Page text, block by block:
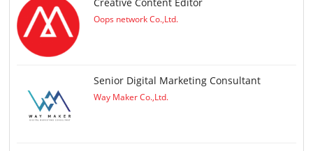
Creative Content Editor
Oops network Co.,Ltd.
Senior Digital Marketing Consultant
Way Maker Co.,Ltd.